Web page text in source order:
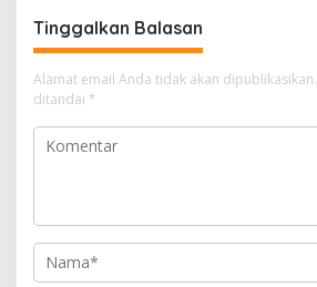
Tinggalkan Balasan
Alamat email Anda tidak akan dipublikasikan.
ditandai *